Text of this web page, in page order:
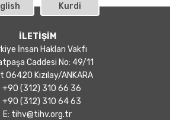
Kurdi
İLETİŞİM
İnsan Hakları Vakfı
Caddesi No: 49/11
06420 Kızılay/ANKARA
+90 (312) 310 66 36
+90 (312) 310 64 63
E: tihv@tihv.org.tr